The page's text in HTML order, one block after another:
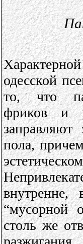
одесской
то, что
фриков и
заправляют
пола,
“мусорной
столь же